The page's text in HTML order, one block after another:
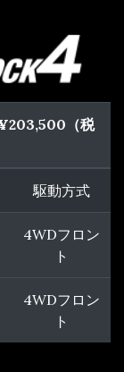
（税
駆動方式
4WDフロン
ト
4WDフロン
ト